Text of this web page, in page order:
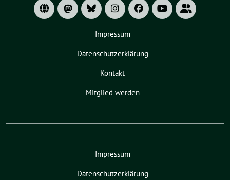
Impressum
Datenschutzerklärung
Kontakt
Mitglied werden
Impressum
Datenschutzerklärung